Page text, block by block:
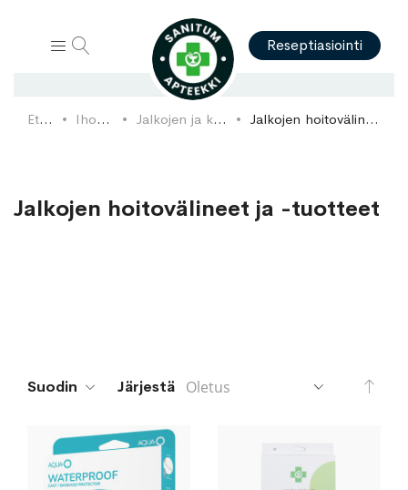
Reseptiasiointi
Etusivu Ihonhoito Jalkojen ja käsien hoito Jalkojen hoitovälineet ja -tuotteet
Jalkojen hoitovälineet ja -tuotteet
Suodin Järjestä